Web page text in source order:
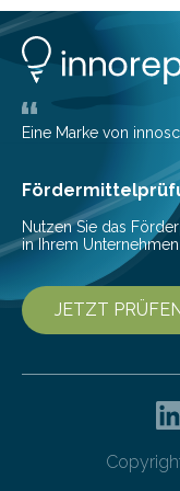
Lösungen
Konten auf einen
ihrem Online-
mit der sich Konten
Eine Marke von
Nutzen Sie das
in Ihrem
JETZT PRÜFEN